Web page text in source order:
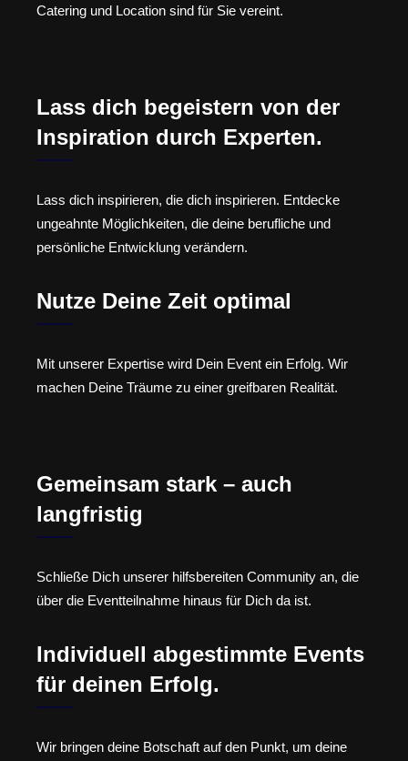
Catering und Location sind für Sie vereint.
Lass dich begeistern von der
Inspiration durch Experten.
Lass dich inspirieren, die dich inspirieren. Entdecke
ungeahnte Möglichkeiten, die deine berufliche und
persönliche Entwicklung verändern.
Nutze Deine Zeit optimal
Mit unserer Expertise wird Dein Event ein Erfolg. Wir
machen Deine Träume zu einer greifbaren Realität.
Gemeinsam stark – auch
langfristig
Schließe Dich unserer hilfsbereiten Community an, die
über die Eventteilnahme hinaus für Dich da ist.
Individuell abgestimmte Events
für deinen Erfolg.
Wir bringen deine Botschaft auf den Punkt, um deine